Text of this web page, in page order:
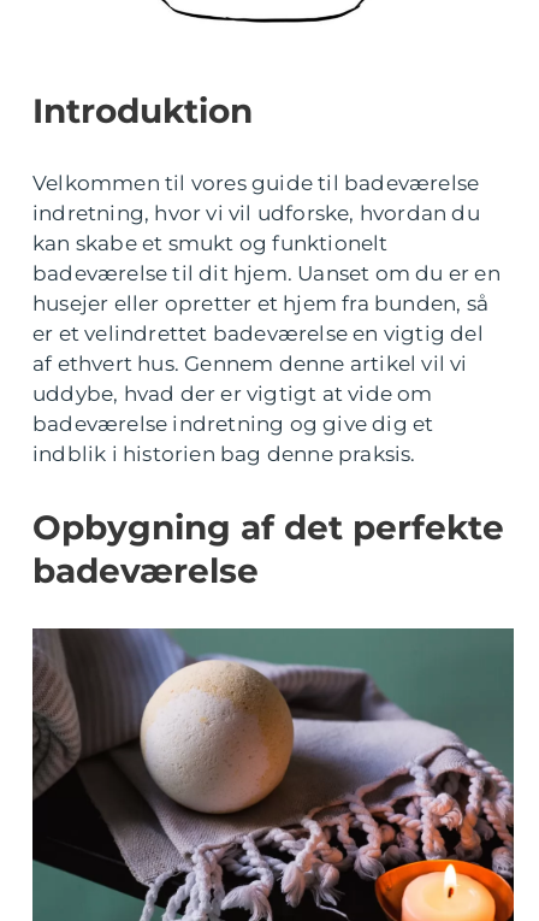
Introduktion
Velkommen til vores guide til badeværelse
indretning, hvor vi vil udforske, hvordan du
kan skabe et smukt og funktionelt
badeværelse til dit hjem. Uanset om du er en
husejer eller opretter et hjem fra bunden, så
er et velindrettet badeværelse en vigtig del
af ethvert hus. Gennem denne artikel vil vi
uddybe, hvad der er vigtigt at vide om
badeværelse indretning og give dig et
indblik i historien bag denne praksis.
Opbygning af det perfekte
badeværelse